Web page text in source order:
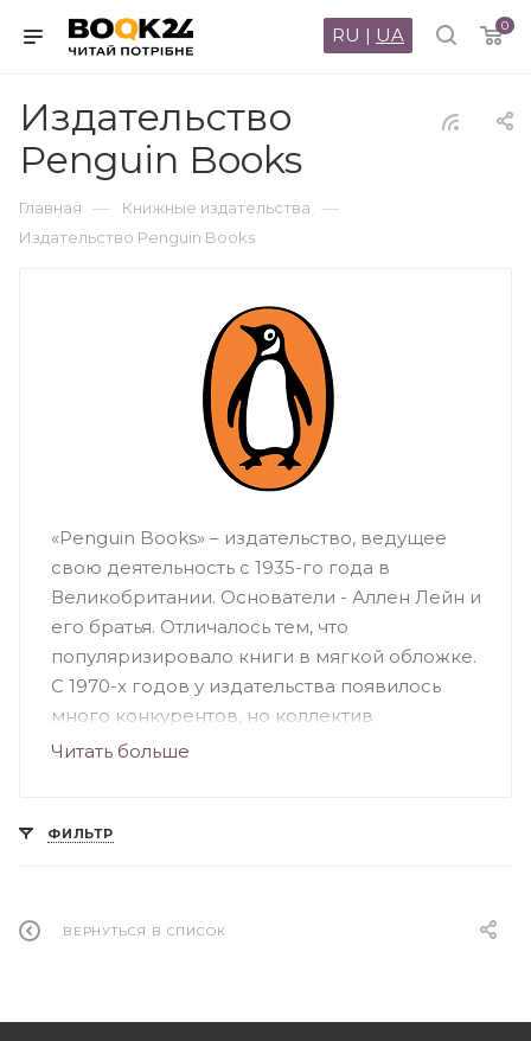
0
RU | UA
Издательство
Penguin Books
Главная — Книжные издательства —
Издательство Penguin Books
«Penguin Books» – издательство, ведущее
свою деятельность с 1935-го года в
Великобритании. Основатели - Аллен Лейн и
его братья. Отличалось тем, что
популяризировало книги в мягкой обложке.
С 1970-х годов у издательства появилось
много конкурентов, но коллектив
продолжал выпускать серьезные книги для
фантастике и научно-популярных
политике Британии. На сегодняшний день
Читать больше
ФИЛЬТР
ВЕРНУТЬСЯ В СПИСОК